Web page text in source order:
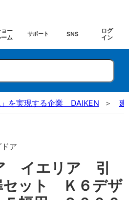
ョー
ム
サポート SNS
ログ
イン
」を実現する企業 DAIKEN 建
ア
イエリア 引
ット Ｋ６デザ